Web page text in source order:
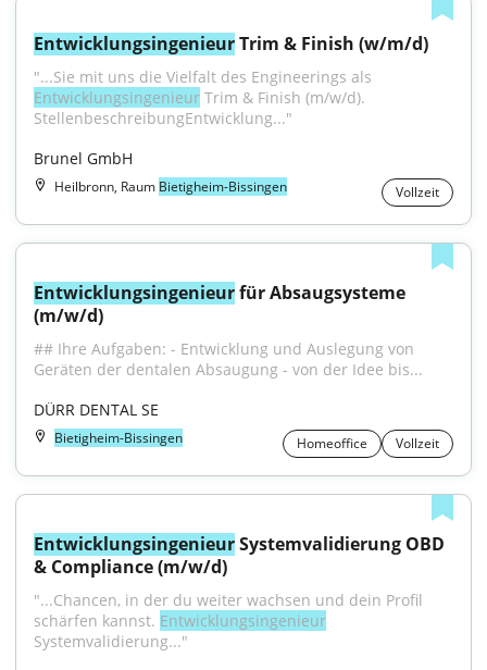
Entwicklungsingenieur Trim & Finish (w/m/d)
Entwicklungsingenieur Trim & Finish (m/w/d).
StellenbeschreibungEntwicklung..."
Brunel GmbH
Heilbronn, Raum Bietigheim-Bissingen Vollzeit
Entwicklungsingenieur für Absaugsysteme
(m/w/d)
## Ihre Aufgaben: - Entwicklung und Auslegung von
Geräten der dentalen Absaugung - von der Idee bis...
DÜRR DENTAL SE
Bietigheim-Bissingen Homeoffice Vollzeit
Entwicklungsingenieur Systemvalidierung OBD
& Compliance (m/w/d)
"...Chancen, in der du weiter wachsen und dein Profil
schärfen kannst. Entwicklungsingenieur
Systemvalidierung..."